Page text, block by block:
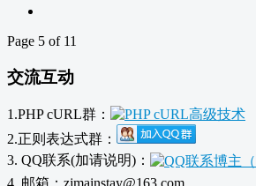
Page 5 of 11
交流互动
1.PHP cURL群：
2.正则表达式群：
3. QQ联系(加请说明)：
4. 邮箱：zjmainstay@163.com